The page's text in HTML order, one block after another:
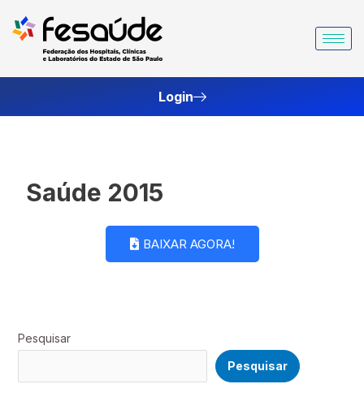
para
Login
Saúde 2015
BAIXAR AGORA!
Pesquisar
Pesquisar